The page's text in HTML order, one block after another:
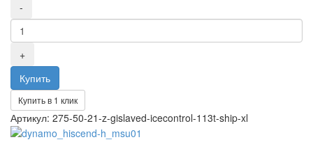
Купить в 1 клик
Артикул: 275-50-21-z-gislaved-icecontrol-113t-ship-xl